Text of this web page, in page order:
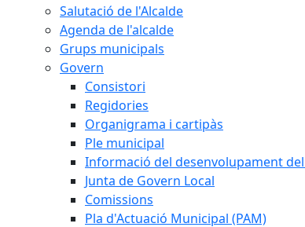
Salutació de l'Alcalde
Agenda de l'alcalde
Grups municipals
Govern
Consistori
Regidories
Organigrama i cartipàs
Ple municipal
Informació del desenvolupament
Junta de Govern Local
Comissions
Pla d'Actuació Municipal (PAM)